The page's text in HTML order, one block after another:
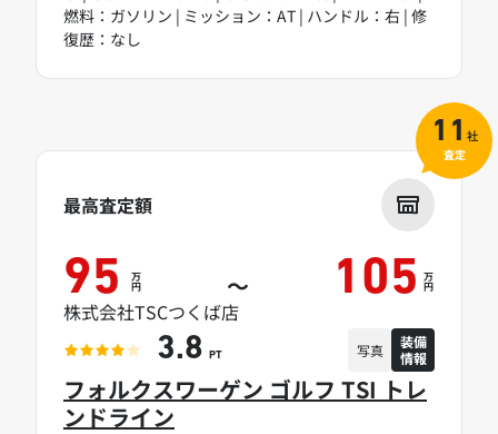
燃料：ガソリン | ミッション：AT | ハンドル：右 | 修
復歴：なし
フォルクスワーゲン ゴルフ TSI トレ
ンドライン
最高査定額
95 万
円 ～ 105 万
円
株式会社TSCつくば店
3.8 PT 写真
装備
情報
11 社
査定